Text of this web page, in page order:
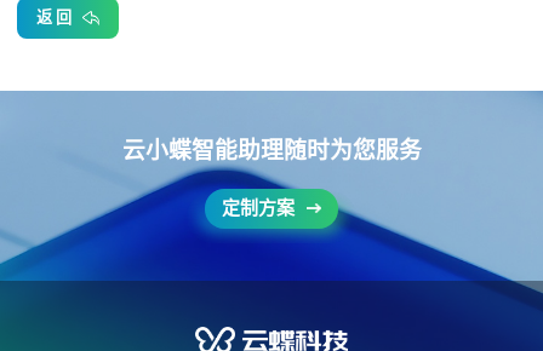
返 回
云小蝶智能助理随时为您服务
定制方案